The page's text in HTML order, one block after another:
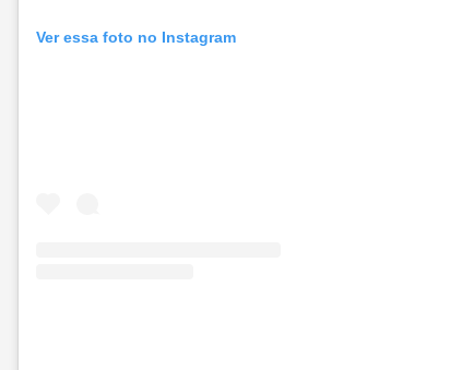
Ver essa foto no Instagram